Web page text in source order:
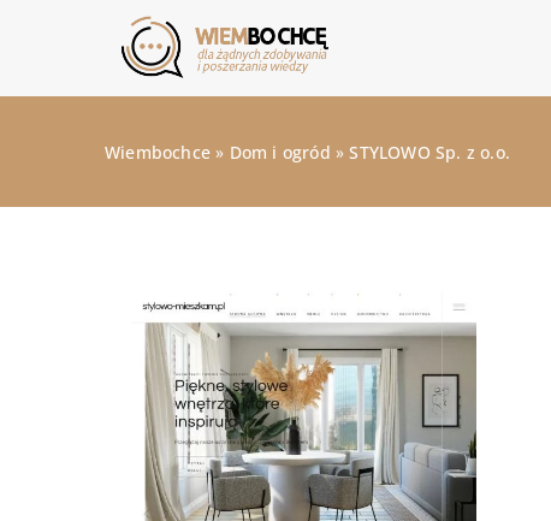
Wiembochce » Dom i ogród »STYLOWO Sp. z o.o.